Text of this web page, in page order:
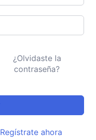
¿Olvidaste la
contraseña?
Regístrate ahora